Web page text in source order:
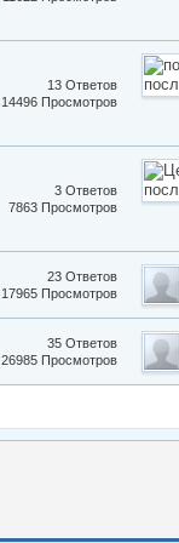
13 Ответов
14496 Просмотров
3 Ответов
7863 Просмотров
23 Ответов
17965 Просмотров
35 Ответов
26985 Просмотров